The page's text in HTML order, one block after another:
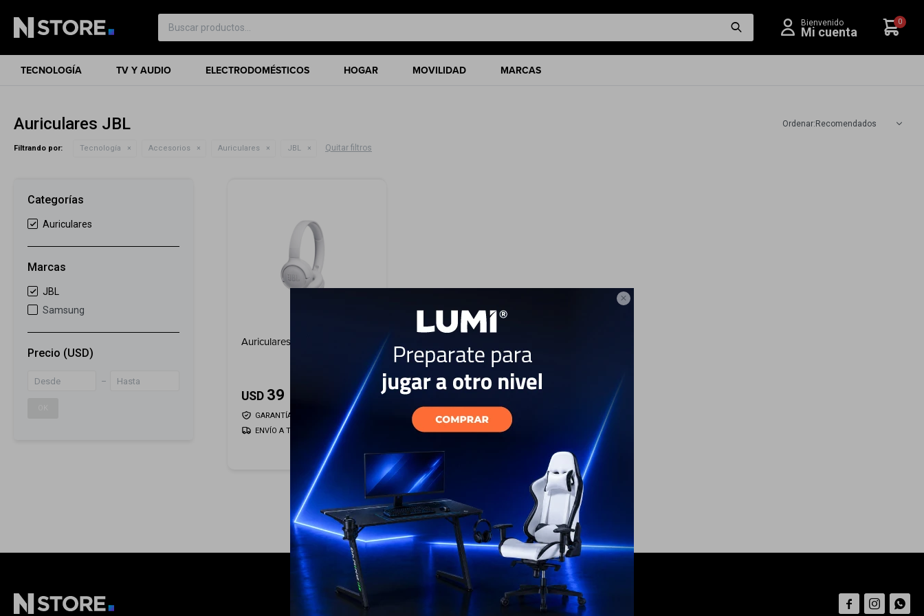

TECNOLOGÍA TV Y AUDIO ELECTRODOMÉSTICOS HOGAR MOVILIDAD MARCAS
0
Auriculares JBL Recomendados
Filtrando por: Tecnología Accesorios Auriculares JBL Quitar filtros
Auriculares JBL Tune 500
USD 39 33
GARANTÍA: 5 DÍAS
ENVÍO A TODO EL PAÍS
Categorías
Auriculares
Marcas
JBL
Samsung
Precio (USD)
  